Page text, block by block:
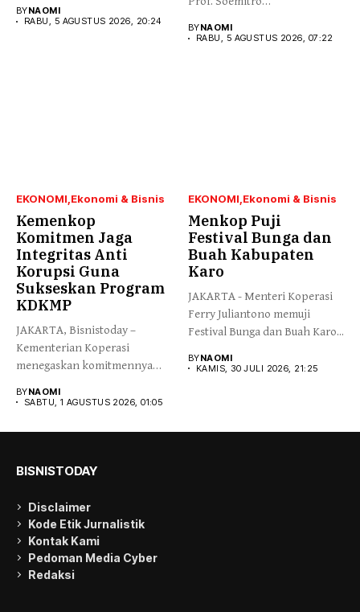
BYNAOMI
RABU, 5 AGUSTUS 2026, 20:24
menegaskan kemerdekaan...
BYNAOMI
RABU, 5 AGUSTUS 2026, 07:22
EKONOMI Ekonomi & Bisnis
Kemenkop
Komitmen Jaga
Integritas Anti
Korupsi Guna
Sukseskan Program
KDKMP
JAKARTA, Bisnistoday –
Kementerian Koperasi
menegaskan komitmennya
kepercayaan publik...
BYNAOMI
SABTU, 1 AGUSTUS 2026, 01:05
EKONOMI Ekonomi & Bisnis
Menkop Puji
Festival Bunga dan
Buah Kabupaten
Karo
JAKARTA - Menteri Koperasi
Ferry Juliantono memuji
Festival Bunga dan Buah Karo...
BYNAOMI
KAMIS, 30 JULI 2026, 21:25
BISNISTODAY
Disclaimer
Kode Etik Jurnalistik
Kontak Kami
Pedoman Media Cyber
Redaksi